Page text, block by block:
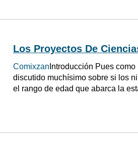
Los Proyectos De
Comixzan Introducción Pues
discutido muchísimo sobre si los
el rango de edad que abarca la